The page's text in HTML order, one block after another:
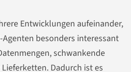
Entwicklungen aufeinander,
Agenten besonders interessant
schwankende
Dadurch ist es